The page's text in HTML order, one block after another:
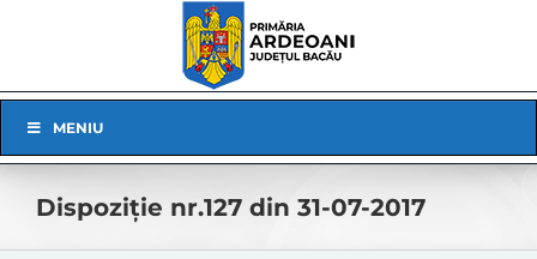
Navigation
MENIU
Dispoziție nr.127 din 31-07-2017